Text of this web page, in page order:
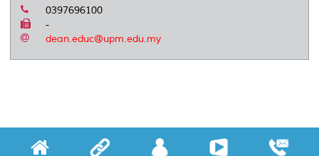
0397696100
-
dean.educ@upm.edu.my